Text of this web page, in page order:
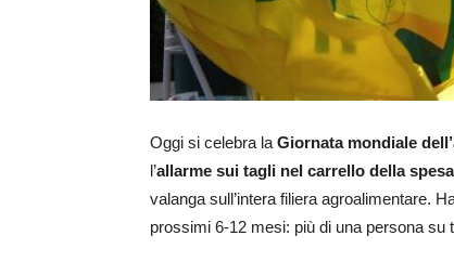
Oggi si celebra la Giornata mondiale
l’allarme sui tagli nel carrello della
valanga sull’intera filiera agroalimentare.
prossimi 6-12 mesi: più di una persona su